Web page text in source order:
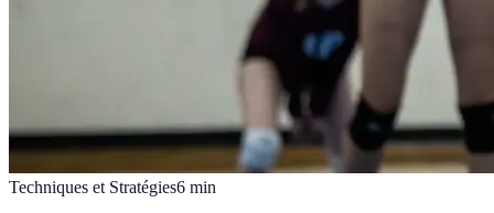
Techniques et Stratégies6 min